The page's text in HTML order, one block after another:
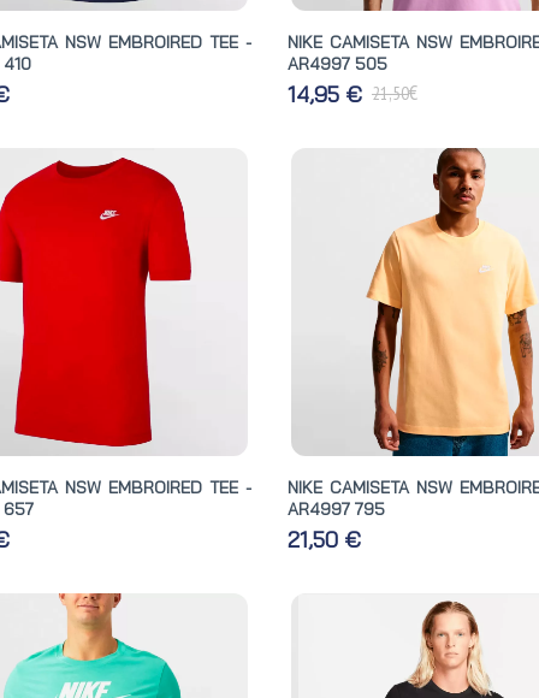
NSW EMBROIRED TEE -
NIKE CAMISETA NSW
AR4997 505
14,95 € 21,50€
NSW EMBROIRED TEE -
NIKE CAMISETA NSW
AR4997 795
21,50 €